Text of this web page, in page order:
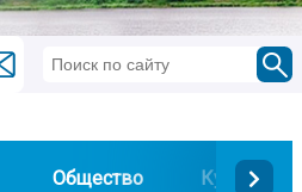
Общество Культура